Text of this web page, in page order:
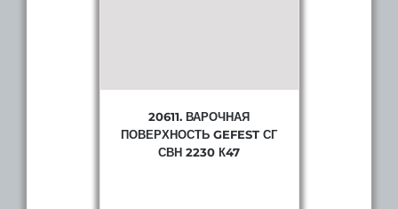
20611. ВАРОЧНАЯ
ПОВЕРХНОСТЬ GEFEST СГ
СВН 2230 К47